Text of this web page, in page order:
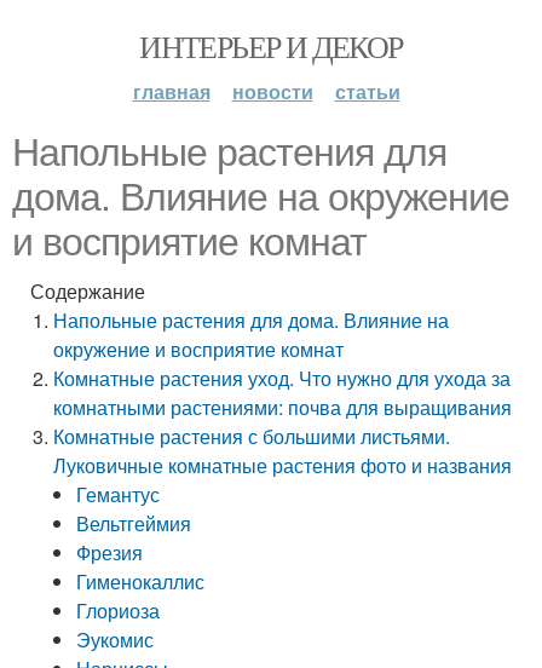
ИНТЕРЬЕР И ДЕКОР
главная новости статьи
Напольные растения для
дома. Влияние на окружение
и восприятие комнат
Содержание
Напольные растения для дома. Влияние на
окружение и восприятие комнат
Комнатные растения уход. Что нужно для ухода за
комнатными растениями: почва для выращивания
Комнатные растения с большими листьями.
Луковичные комнатные растения фото и названия
Гемантус
Вельтгеймия
Фрезия
Гименокаллис
Глориоза
Эукомис